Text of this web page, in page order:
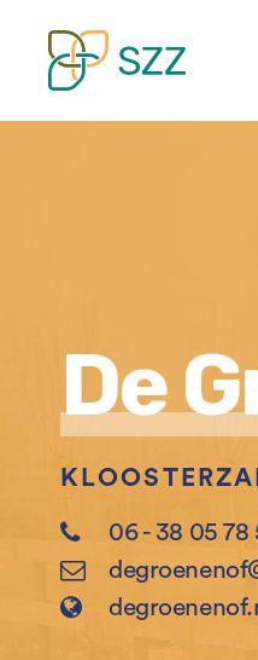
De
06 - 38 05 78